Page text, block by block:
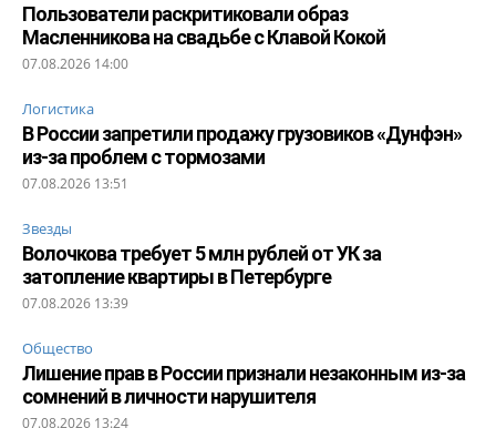
Пользователи раскритиковали образ
Масленникова на свадьбе с Клавой Кокой
07.08.2026 14:00
Логистика
В России запретили продажу грузовиков «Дунфэн»
из-за проблем с тормозами
07.08.2026 13:51
Звезды
Волочкова требует 5 млн рублей от УК за
затопление квартиры в Петербурге
07.08.2026 13:39
Общество
Лишение прав в России признали незаконным из-за
сомнений в личности нарушителя
07.08.2026 13:24